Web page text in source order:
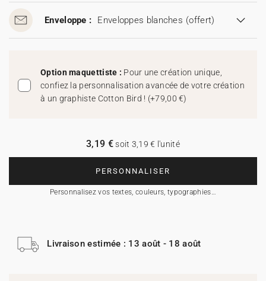
Enveloppe : Enveloppes blanches (offert)
Option maquettiste : Pour une création unique,
confiez la personnalisation avancée de votre création
à un graphiste Cotton Bird ! (+79,00 €)
PERSONNALISER
Personnalisez vos textes, couleurs, typographies…
3,19 €soit 3,19 € l'unité
Livraison estimée : 13 août - 18 août